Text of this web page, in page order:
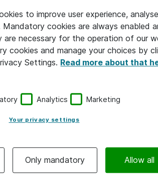
Ateas Standard
Qualified
to improve user experience,
Mandatory cookies are always enabled
are necessary for the operation of our
cookies and manage your choices by
Settings. Read more about that
Analytics Marketing
Your privacy settings
Only mandatory Allow all